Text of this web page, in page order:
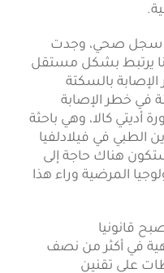
.
أكثر من 20 مليون سجل صحي، وجدت
يرتبط بشكل مستقل
في خطر الإصابة بالسكتة
بنسبة 10 بالمئة في خطر الإصابة
أديتي كالا، وهي باحثة
الطبي في فيلادلفيا
هناك حاجة إلى
المرضية وراء هذا
قانونيا
في أكثر من نصف
على تقنين